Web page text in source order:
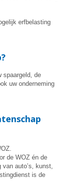
erfbelasting
spaargeld, de
uw onderneming
de WOZ én de
van auto’s, kunst,
is de